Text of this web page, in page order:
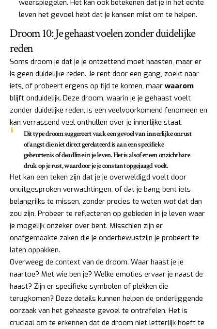
weerspiegelen. Het kan ook betekenen dat je in het echte
leven het gevoel hebt dat je kansen mist om te helpen.
Droom 10: Je gehaast voelen zonder duidelijke
reden
Soms droom je dat je je ontzettend moet haasten, maar er
is geen duidelijke reden. Je rent door een gang, zoekt naar
iets, of probeert ergens op tijd te komen, maar waarom
blijft onduidelijk. Deze droom, waarin je je gehaast voelt
zonder duidelijke reden, is een veelvoorkomend fenomeen en
kan verrassend veel onthullen over je innerlijke staat.
Dit type droom suggereert vaak een gevoel vaninnerlijke onrust
of angstdie niet direct gerelateerd is aan een specifieke
gebeurtenis of deadline in je leven. Het is alsof er een onzichtbare
druk op je rust, waardoor je je constant opgejaagd voelt.
Het kan een teken zijn dat je je overweldigd voelt door
onuitgesproken verwachtingen, of dat je bang bent iets
belangrijks te missen, zonder precies te weten watdat dan
zou zijn. Probeer te reflecteren op gebieden in je leven waar
je mogelijk onzeker over bent. Misschien zijn er
onafgemaakte zaken die je onderbewustzijn je probeert te
laten oppakken.
Overweeg de context van de droom. Waar haast je je
naartoe? Met wie ben je? Welke emoties ervaar je naast de
haast? Zijn er specifieke symbolen of plekken die
terugkomen? Deze details kunnen helpen de onderliggende
oorzaak van het gehaaste gevoel te ontrafelen. Het is
cruciaal om te erkennen dat de droom niet letterlijk hoeft te